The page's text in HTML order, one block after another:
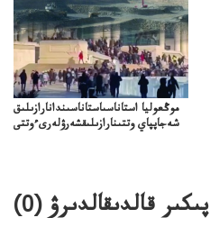
موڭعوليا استاناسىاستاناسىندانارازىلىق
شەجاپپاي وتتىنارازىلىقشەرۋلەرىءوتتى
پىكىر قالدىقالدىرۋ (0
)